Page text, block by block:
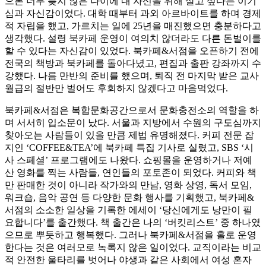
심과 자신감이었다. 대학 때부터 과외 아르바이트를 하며 경제
적 자립을 했고, 가르치는 일에 25년을 매진했으면 충분하다고
생각했다. 설령 북카페 운영이 여의치 않더라도 다른 돈벌이를
할 수 있다는 자신감이 있었다. 북카페&서점을 오픈하기 전에
전국의 책방과 북카페를 돌아다녔고, 편집과 출판 강좌까지 수
강했다. 나름 만반의 준비를 했으며, 퇴직 전 마지막 받은 교사
월급의 절반만 벌어도 후회하지 않겠다고 마음먹었다.
북카페&서점은 복합문화공간으로서 문화충전소의 역할을 하
며 서서히 입소문이 났다. 서울과 지방에서 수원의 구도심까지
찾아오는 사람들이 있을 만큼 제법 유명해졌다. 커피 전문 잡
지인 ‘COFFEE&TEA’에 북카페 특집 기사로 실렸고, SBS ‘시
사 스페셜’ 프로그램에도 나왔다. 쇼핑몰을 운영하거나 저예
산 영화를 찍는 사람들, 연인들의 포토존이 되었다. 커피와 책
만 판매한 것이 아니라 작가와의 만남, 영화 상영, 독서 모임,
워크숍, 음악 공연 등 다양한 문화 행사를 기획했고, 북카페&
서점의 소소한 일상을 기록한 에세이 ‘당신에게도 낭만이 필
요합니다’를 출간했다. 책 출간은 나의 ‘버킷리스트’ 중 하나였
으므로 뿌듯하고 행복했다. 그러나 북카페&서점을 홀로 운영
한다는 것은 여러모로 녹록지 않은 일이었다. 교직이라는 비교
적 안전한 울타리를 벗어나 야생과 같은 사회에서 여성 혼자